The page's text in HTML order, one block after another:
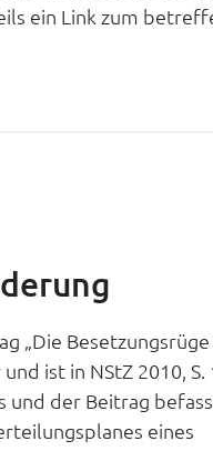
ein Link zum
„Die Besetzungsrüge
ist in NStZ 2010, S.
und der Beitrag
eines